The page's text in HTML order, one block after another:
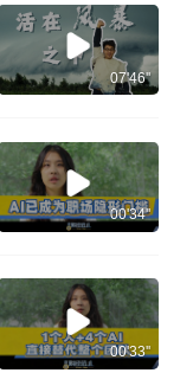
07'46''
00'34''
00'33''